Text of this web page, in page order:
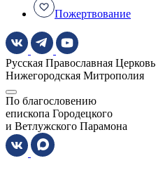
Пожертвование
Русская Православная Церковь
Нижегородская Митрополия
По благословению
епископа Городецкого
и Ветлужского Парамона